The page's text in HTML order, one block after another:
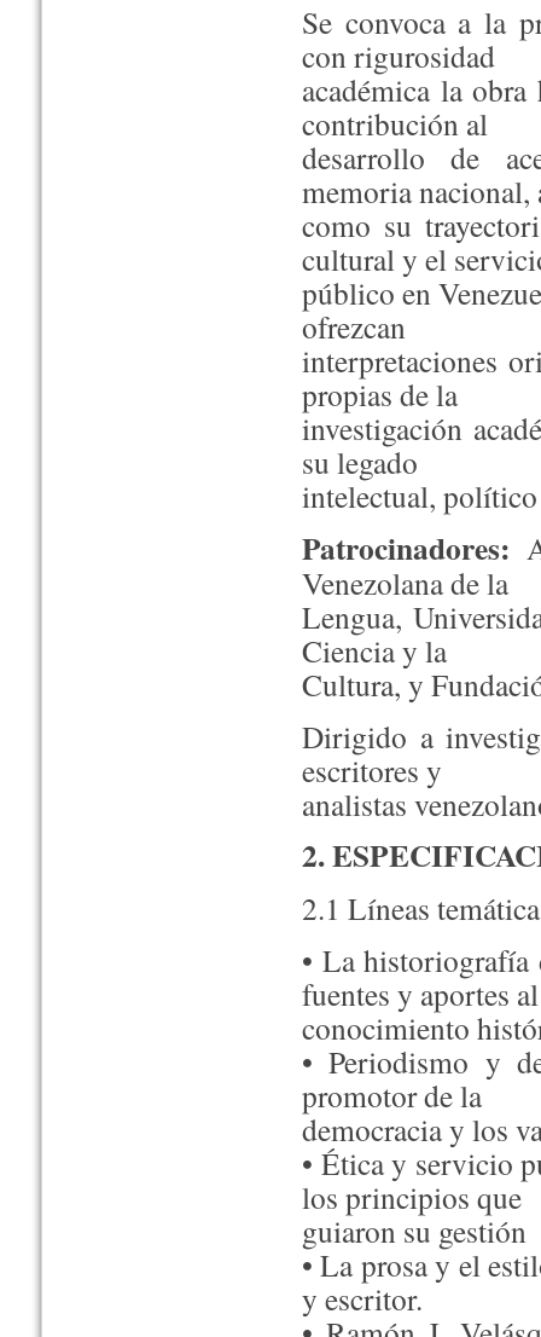
Se convoca a la
con rigurosidad
académica la
contribución al
desarrollo de
memoria nacional,
como su
cultural y el
público en
ofrezcan
interpretaciones
propias de la
investigación
su legado
intelectual,
Patrocinadores:
Venezolana de la
Lengua,
Ciencia y la
Cultura, y
Dirigido a
escritores y
analistas
2.
2.1 Líneas
• La historiografía
fuentes y aportes al
conocimiento
• Periodismo y
promotor de la
democracia y los
• Ética y servicio
los principios que
guiaron su gestión
• La prosa y el
y escritor.